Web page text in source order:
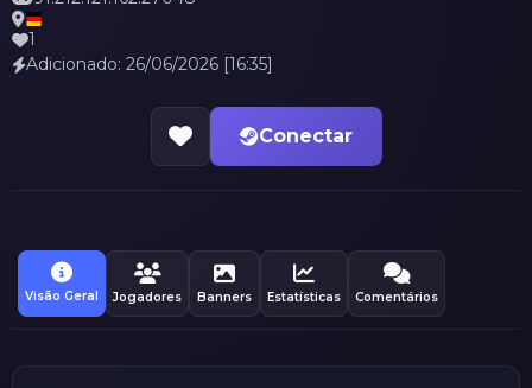
1
Adicionado: 26/06/2026 [16:35]
Conectar
Visão Geral Jogadores Banners Estatísticas Comentários